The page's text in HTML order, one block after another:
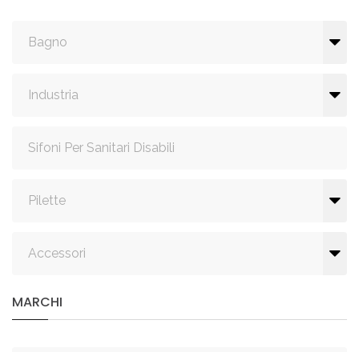
Bagno
Industria
Sifoni Per Sanitari Disabili
Pilette
Accessori
MARCHI